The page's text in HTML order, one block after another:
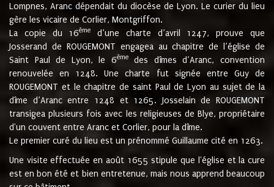
Lompnes, Aranc dépendait du diocèse de Lyon. Le curier du lieu
gère les vicaire de Corlier, Montgriffon.
La copie du 16ème
d’une charte d’avril 1247, prouve que
Josserand de ROUGEMONT engagea au chapitre de l’église de
Saint Paul de Lyon, le 6èmedes dîmes d’Aranc, convention
renouvelée en 1248. Une charte fut signée entre Guy de
ROUGEMONT et le chapitre de saint Paul de Lyon au sujet de la
dîme d’Aranc entre 1248 et 1265. Josselain de ROUGEMONT
transigea plusieurs fois avec les religieuses de Blye, propriétaire
d'un couvent entre Aranc et Corlier, pour la dîme.
Le premier curé du lieu est un prénommé Guillaume cité en 1263.
Une visite effectuée en août 1655 stipule que l'église et la cure
est en bon été et bien entretenue, mais nous apprend beaucoup